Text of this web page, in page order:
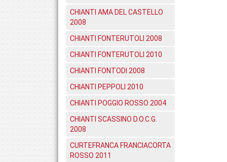
CHIANTI AMA DEL CASTELLO
2008
CHIANTI FONTERUTOLI 2008
CHIANTI FONTERUTOLI 2010
CHIANTI FONTODI 2008
CHIANTI PEPPOLI 2010
CHIANTI POGGIO ROSSO 2004
CHIANTI SCASSINO D.O.C.G.
2008
CURTEFRANCA FRANCIACORTA
ROSSO 2011